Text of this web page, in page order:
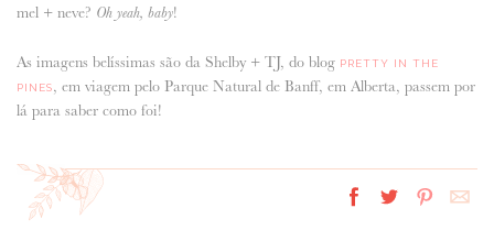
mel + neve? Oh yeah, baby!
As imagens belíssimas são da Shelby + TJ, do blog PRETTY IN THE
PINES, em viagem pelo Parque Natural de Banff, em Alberta, passem por
lá para saber como foi!